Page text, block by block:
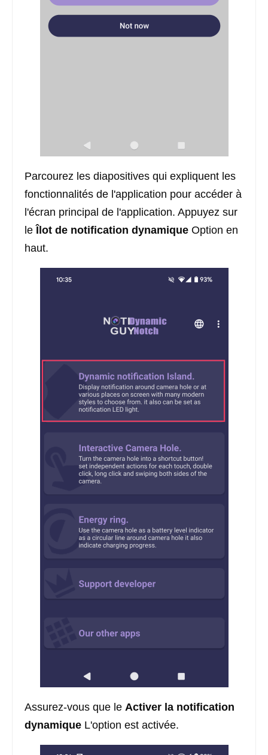
Parcourez les diapositives qui expliquent les
fonctionnalités de l'application pour accéder à
l'écran principal de l'application. Appuyez sur
le Îlot de notification dynamique Option en
haut.
Assurez-vous que le Activer la notification
dynamique L'option est activée.